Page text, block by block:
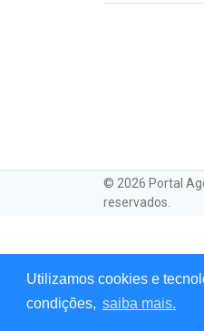
Utilizamos cookies e
condições, saiba mais.
© 2026 Portal
reservados.